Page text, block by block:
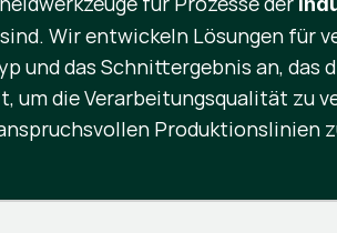
Wir entwickeln Lösungen für
und das Schnittergebnis an, das
um die Verarbeitungsqualität zu
Produktionslinien